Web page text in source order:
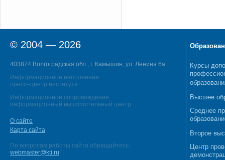
© 2004 — 2026
403874 Волгоградская обл., г. Камышин, ул. Ленина 6а
Информационное наполнение:
пресс–центр института
Информационное сопровождение:
информационный вычислительный центр
О сайте
Карта сайта
По вопросам работы сайта обращайтесь:
webmaster@kti.ru
Курсы
Высшее
Среднее
Второе
Центр